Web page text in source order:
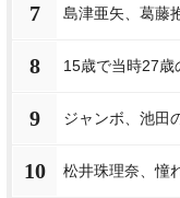
7 島津亜矢、葛藤
8 15歳で当時27歳
9 ジャンボ、池田
10 松井珠理奈、憧